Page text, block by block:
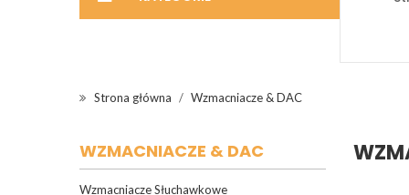
Strona główna Wzmacniacze & DAC
WZMACNIACZE & DAC
Wzmacniacze Słuchawkowe